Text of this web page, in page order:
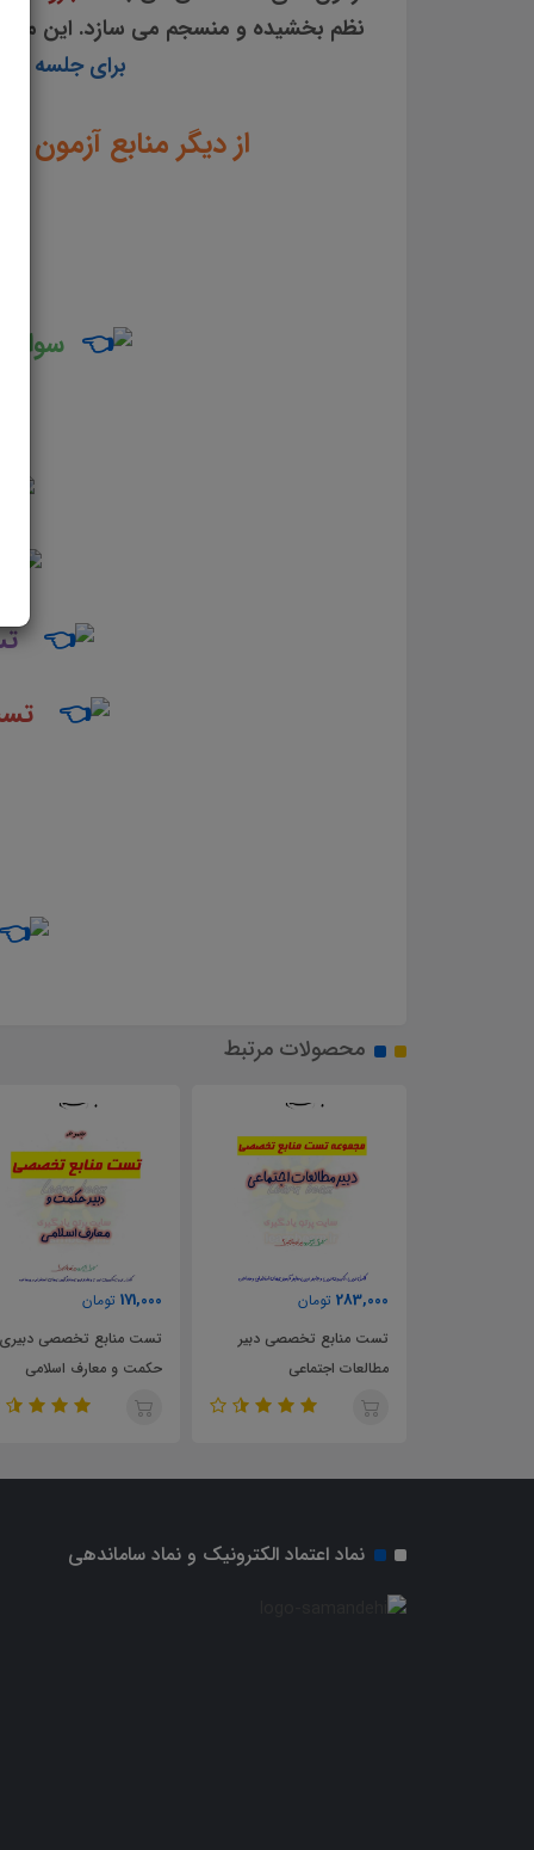
نظم بخشیده و منسجم می سازد. این
برای جلسه
از دیگر منابع
محصولات مرتبط
283,000 تومان
تست منابع تخصصی دبیر
مطالعات اجتماعی
171,000 تومان
تست منابع تخصصی دبیری
حکمت و معارف اسلامی
نماد اعتماد الکترونیک و نماد ساماندهی